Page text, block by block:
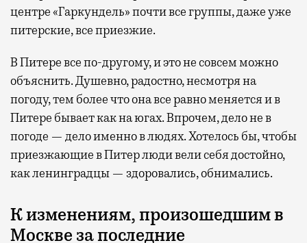
центре «Гаркундель» почти все группы, даже уже
питерские, все приезжие.
В Питере все по-другому, и это не совсем можно
объяснить. Душевно, радостно, несмотря на
погоду, тем более что она все равно меняется и в
Питере бывает как на югах. Впрочем, дело не в
погоде — дело именно в людях. Хотелось бы, чтобы
приезжающие в Питер люди вели себя достойно,
как ленинградцы — здоровались, обнимались.
К изменениям, произошедшим в
Москве за последние